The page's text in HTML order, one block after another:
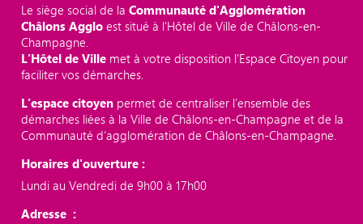
Le siège social de laCommunauté d'Agglomération
Châlons Aggloest situé à l'Hôtel de Ville de Châlons-en-
Champagne.
L’Hôtel de Ville met à votre disposition l’Espace Citoyen pour
faciliter vos démarches.
L’espace citoyen permet de centraliser l’ensemble des
démarches liées à la Ville de Châlons-en-Champagne et de la
Communauté d’agglomération de Châlons-en-Champagne.
Horaires d'ouverture :
Lundi au Vendredi de 9h00 à 17h00
Adresse :